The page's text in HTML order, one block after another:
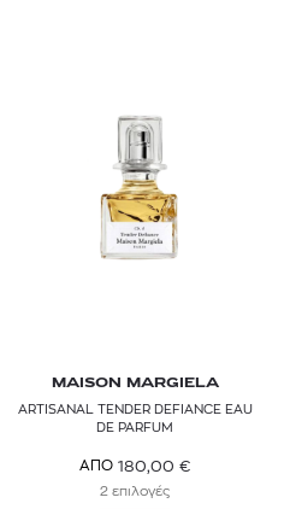
MAISON MARGIELA
ARTISANAL TENDER DEFIANCE EAU
DE PARFUM
ΑΠΟ 180,00 €
2 επιλογές